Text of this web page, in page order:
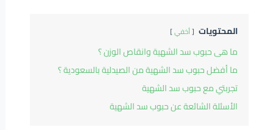
المحتويات أخفي
ما هى حبوب سد الشهية وانقاص الوزن ؟
ما أفضل حبوب سد الشهية من الصيدلية بالسعودية ؟
تجربتي مع حبوب سد الشهية
الأسئلة الشائعة عن حبوب سد الشهية